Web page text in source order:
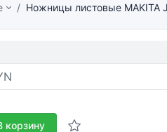
Ножницы листовые MAKITA
корзину